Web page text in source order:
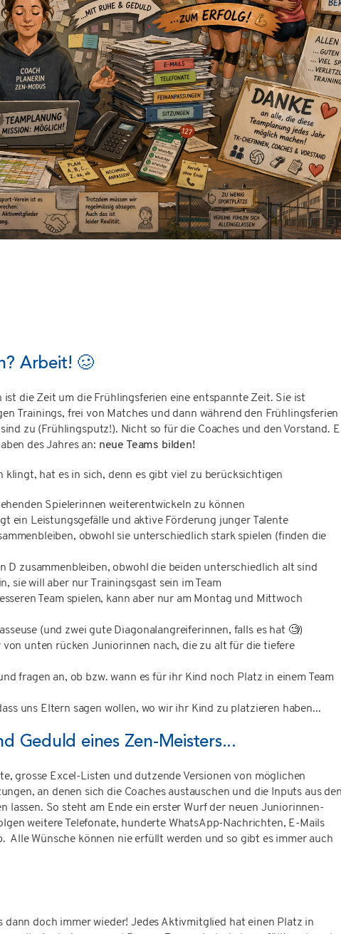
Arbeit! 🥴
ist die Zeit um die Frühlingsferien eine entspannte Zeit. Sie ist
Trainings, frei von Matches und dann während den Frühlingsferien
zu (Frühlingsputz!). Nicht so für die Coaches und den Vorstand.
des Jahres an: neue Teams bilden!
klingt, hat es in sich, denn es gibt viel zu berücksichtigen
Spielerinnen weiterentwickeln zu können
ein Leistungsgefälle und aktive Förderung junger Talente
obwohl sie unterschiedlich stark spielen (finden die
D zusammenbleiben, obwohl die beiden unterschiedlich alt sind
sie will aber nur Trainingsgast sein im Team
Team spielen, kann aber nur am Montag und Mittwoch
(und zwei gute Diagonalangreiferinnen, falls es hat 🧐)
von unten rücken Juniorinnen nach, die zu alt für die tiefere
fragen an, ob bzw. wann es für ihr Kind noch Platz in einem Team
uns Eltern sagen wollen, wo wir ihr Kind zu platzieren haben...
Geduld eines Zen-Meisters...
grosse Excel-Listen und dutzende Versionen von möglichen
an denen sich die Coaches austauschen und die Inputs aus
lassen. So steht am Ende ein erster Wurf der neuen Juniorinnen-
weitere Telefonate, hunderte WhatsApp-Nachrichten, E-Mails
Alle Wünsche können nie erfüllt werden und so gibt es immer auch
dann doch immer wieder! Jedes Aktivmitglied hat einen Platz in